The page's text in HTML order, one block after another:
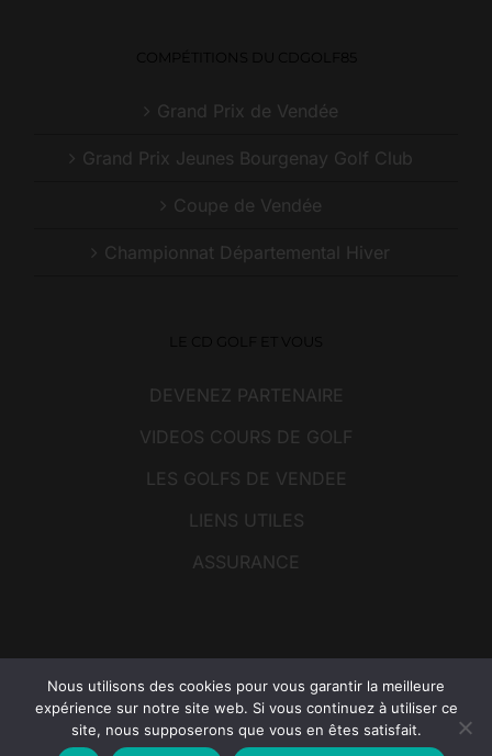
Grand Prix de Vendée
Grand Prix Jeunes Bourgenay Golf Club
Coupe de Vendée
Championnat Départemental Hiver
DEVENEZ PARTENAIRE
VIDEOS COURS DE GOLF
LES GOLFS DE VENDEE
LIENS UTILES
ASSURANCE
Copyright © 2026Comité du Golf de Vendée| Tous droits réservés |
Mentions légales
Golftechnic Contact
Nous utilisons des cookies pour vous garantir la meilleure
expérience sur notre site web. Si vous continuez à utiliser ce
site, nous supposerons que vous en êtes satisfait.